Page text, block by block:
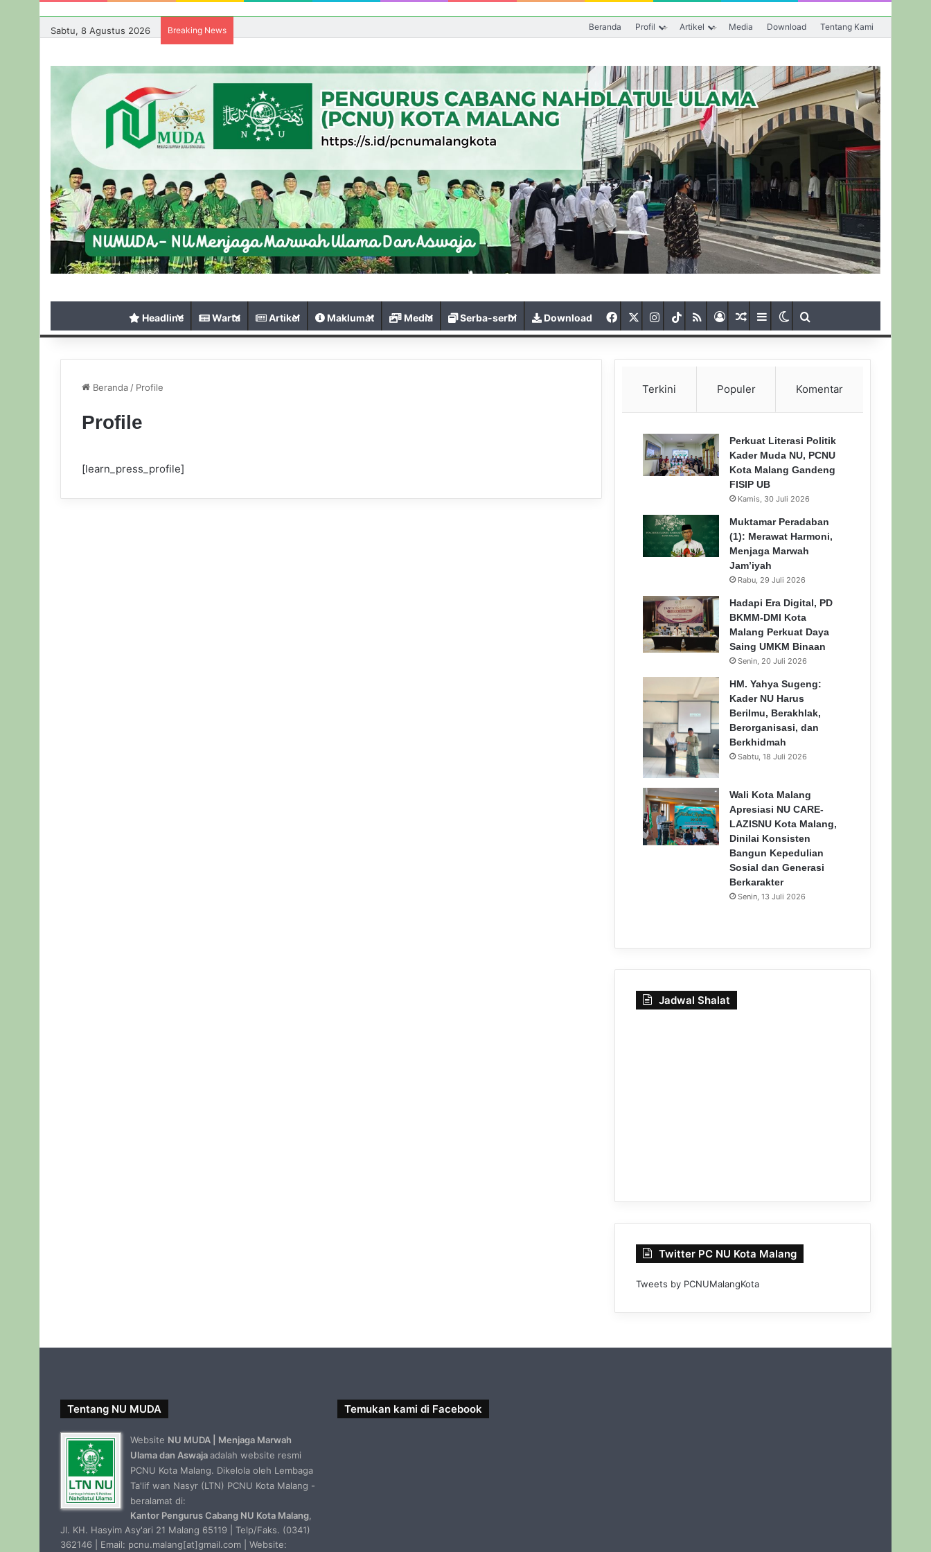
Sabtu, 8 Agustus 2026 Breaking News Beranda Profil Artikel Media Download Tentang Kami
Headline Warta Artikel Maklumat Media Serba-serbi Download
Beranda / Profile
Profile
[learn_press_profile]
Terkini Populer Komentar
Perkuat Literasi Politik
Kader Muda NU, PCNU
Kota Malang Gandeng
FISIP UB
Kamis, 30 Juli 2026
Muktamar Peradaban
(1): Merawat Harmoni,
Menjaga Marwah
Jam’iyah
Rabu, 29 Juli 2026
Hadapi Era Digital, PD
BKMM-DMI Kota
Malang Perkuat Daya
Saing UMKM Binaan
Senin, 20 Juli 2026
HM. Yahya Sugeng:
Kader NU Harus
Berilmu, Berakhlak,
Berorganisasi, dan
Berkhidmah
Sabtu, 18 Juli 2026
Wali Kota Malang
Apresiasi NU CARE-
LAZISNU Kota Malang,
Dinilai Konsisten
Bangun Kepedulian
Sosial dan Generasi
Berkarakter
Senin, 13 Juli 2026
Jadwal Shalat
Twitter PC NU Kota Malang
Tweets by PCNUMalangKota
Tentang NU MUDA
Website NU MUDA | Menjaga Marwah
Ulama dan Aswajaadalah website resmi
PCNU Kota Malang. Dikelola oleh Lembaga
Ta'lif wan Nasyr (LTN) PCNU Kota Malang -
beralamat di:
Kantor Pengurus Cabang NU Kota Malang
Jl. KH. Hasyim Asy'ari 21 Malang 65119 | Telp/Faks. (0341)
362146 | Email: pcnu.malang[at]gmail.com | Website:
Temukan kami di Facebook